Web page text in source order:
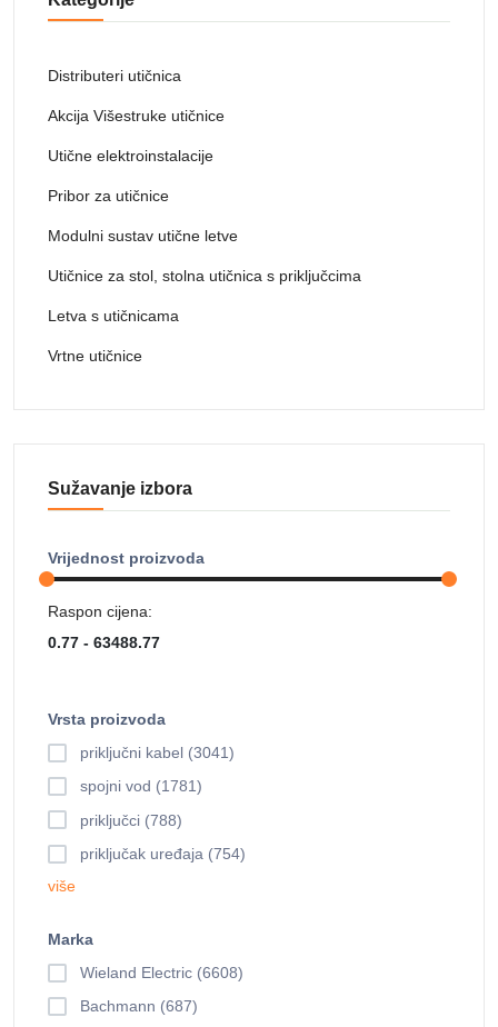
Distributeri utičnica
Akcija Višestruke utičnice
Utične elektroinstalacije
Pribor za utičnice
Modulni sustav utične letve
Utičnice za stol, stolna utičnica s priključcima
Letva s utičnicama
Vrtne utičnice
Sužavanje izbora
Vrijednost proizvoda
Raspon cijena:
Vrsta proizvoda
priključni kabel (3041)
spojni vod (1781)
priključci (788)
priključak uređaja (754)
više
Marka
Wieland Electric (6608)
Bachmann (687)